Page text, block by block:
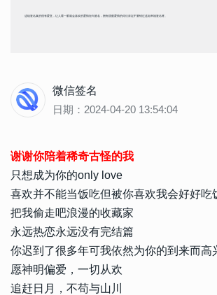
这组签名真的很有爱意，让人看一眼就会喜欢的爱情短句签名，拥有甜蜜爱情的你们肯定不要错过这组幸福签名呀。
微信签名
日期：2024-04-20 13:54:04
谢谢你陪着稀奇古怪的我
只想成为你的only love
喜欢并不能当饭吃但被你喜欢我会好好吃
把我偷走吧浪漫的收藏家
永远热恋永远没有完结篇
你迟到了很多年可我依然为你的到来而高
愿神明偏爱，一切从欢
追赶日月，不苟与山川